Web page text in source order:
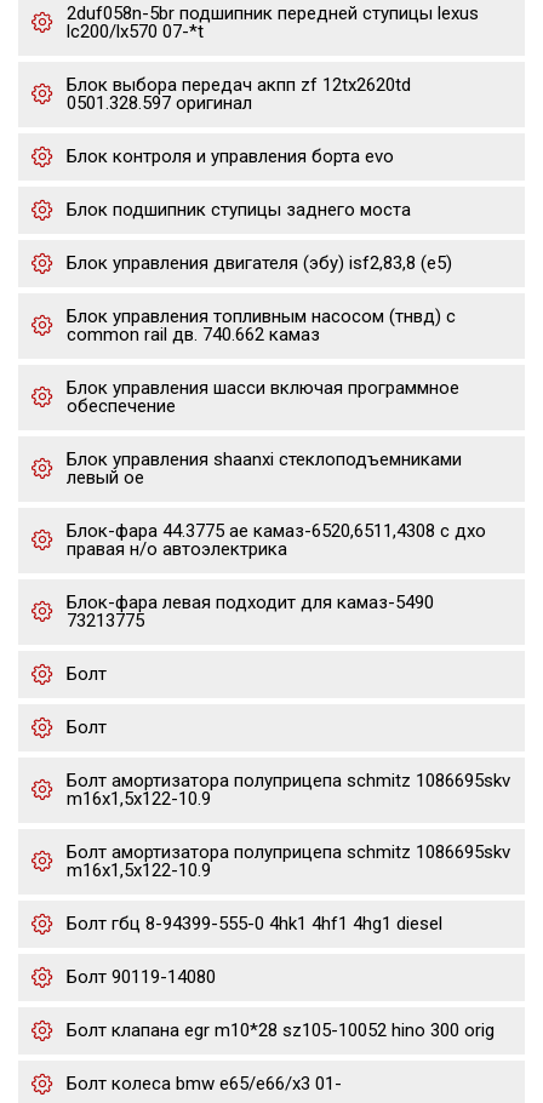
2duf058n-5br подшипник передней ступицы lexus
lc200/lx570 07-*t
Блок выбора передач акпп zf 12tx2620td
0501.328.597 оригинал
Блок контроля и управления борта evo
Блок подшипник ступицы заднего моста
Блок управления двигателя (эбу) isf2,83,8 (е5)
Блок управления топливным насосом (тнвд) с
common rail дв. 740.662 камаз
Блок управления шасси включая программное
обеспечение
Блок управления shaanxi стеклоподъемниками
левый oe
Блок-фара 44.3775 ae камаз-6520,6511,4308 с дхо
правая н/о автоэлектрика
Блок-фара левая подходит для камаз-5490
73213775
Болт
Болт
Болт амортизатора полуприцепа schmitz 1086695skv
m16x1,5х122-10.9
Болт амортизатора полуприцепа schmitz 1086695skv
m16x1,5х122-10.9
Болт гбц 8-94399-555-0 4hk1 4hf1 4hg1 diesel
Болт 90119-14080
Болт клапана egr m10*28 sz105-10052 hino 300 orig
Болт колеса bmw e65/e66/x3 01-